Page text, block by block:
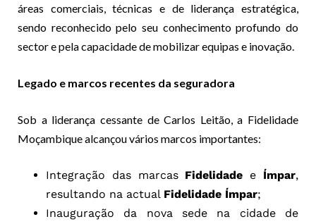
áreas comerciais, técnicas e de liderança estratégica,
sendo reconhecido pelo seu conhecimento profundo do
sector e pela capacidade de mobilizar equipas e inovação.
Legado e marcos recentes da seguradora
Sob a liderança cessante de Carlos Leitão, a Fidelidade
Moçambique alcançou vários marcos importantes:
Integração das marcas Fidelidade e Ímpar,
resultando na actual Fidelidade Ímpar;
Inauguração da nova sede na cidade de